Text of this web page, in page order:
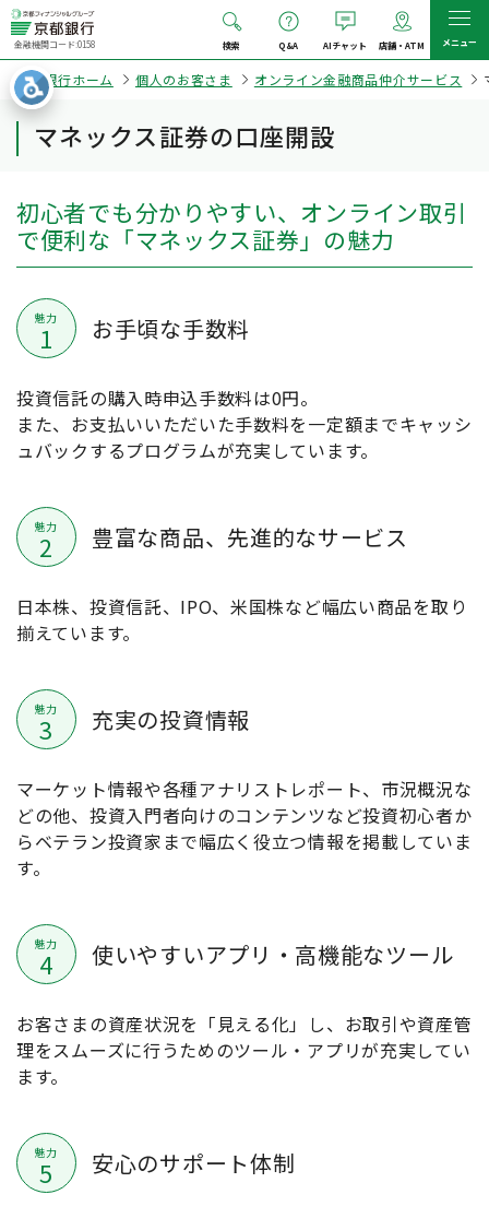
金融機関コード:0158 検索 Q&A AIチャット 店舗・ATM メニュー
京都銀行ホーム 個人のお客さま オンライン金融商品仲介サービス
マネックス証券の口座開設
初心者でも分かりやすい、オンライン取引
で便利な「マネックス証券」の魅力
魅力
1 お手頃な手数料
投資信託の購入時申込手数料は0円。
また、お支払いいただいた手数料を一定額までキャッシ
ュバックするプログラムが充実しています。
魅力
2 豊富な商品、先進的なサービス
日本株、投資信託、IPO、米国株など幅広い商品を取り
揃えています。
魅力
3 充実の投資情報
マーケット情報や各種アナリストレポート、市況概況な
どの他、投資入門者向けのコンテンツなど投資初心者か
らベテラン投資家まで幅広く役立つ情報を掲載していま
す。
魅力
4 使いやすいアプリ・高機能なツール
お客さまの資産状況を「見える化」し、お取引や資産管
理をスムーズに行うためのツール・アプリが充実してい
ます。
魅力
5 安心のサポート体制